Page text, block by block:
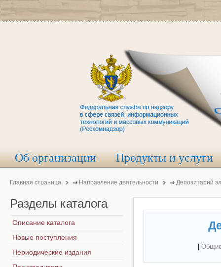
Об организации Продукты и услуги
Главная страница ⇒ Направление деятельности ⇒ Депозитарий
Разделы каталога
Описание каталога
Новые поступления
Периодические издания